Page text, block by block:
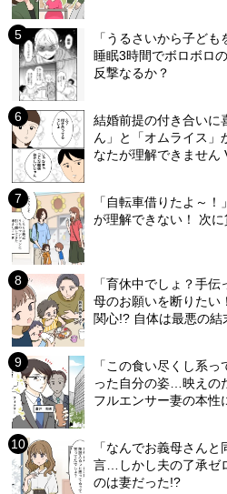
「うるさいから子ど
睡眠3時間でボロボロ
反撃なるか？
結婚前提の付き合い
ん」と「オムライス」
なたが理解できません
「自転車借りたよ～
が理解できない！ 次
「育休中でしょ？手
母のお願いを断りたい
関心!? 自体は最悪の結
「この食い尽くし系
った自分の姿…映えの
フルエンサー妻の本性
「なんでお義母さん
言…しかし夫の了承ゼ
のは妻だった!?